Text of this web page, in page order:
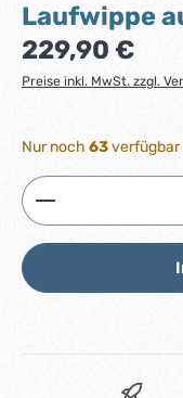
Laufwippe
Regulärer Preis:
229,90 €
Preise inkl. MwSt. zzgl.
Nur noch 63verfügbar
Produkt Anzahl: